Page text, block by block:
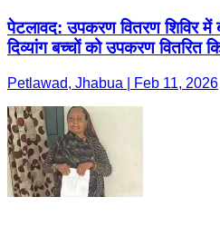
पेटलावद: उपकरण वितरण शिविर में
दिव्यांग बच्चों को उपकरण वितरित
Petlawad, Jhabua | Feb 11, 2026